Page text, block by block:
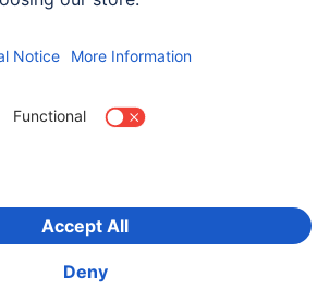
Wybierz kraj
Bezpieczeństwo i ochrona danych
Deklaracje zgodności